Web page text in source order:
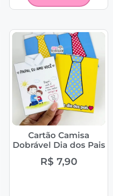
Cartão Camisa
Dobrável Dia dos Pais
R$ 7,90